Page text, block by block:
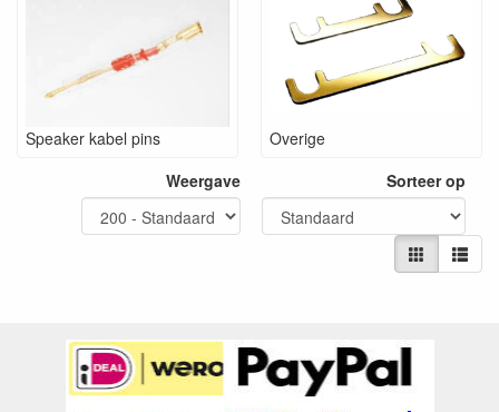
Speaker kabel pins
Overige
Weergave
Sorteer op